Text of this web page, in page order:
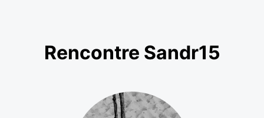
Rencontre Sandr15